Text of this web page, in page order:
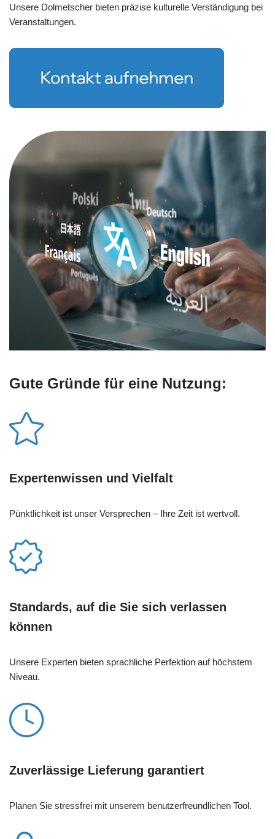
Unsere Dolmetscher bieten präzise kulturelle Verständigung bei
Veranstaltungen.
Gute Gründe für eine Nutzung:
Expertenwissen und Vielfalt
Pünktlichkeit ist unser Versprechen – Ihre Zeit ist wertvoll.
Standards, auf die Sie sich verlassen
können
Unsere Experten bieten sprachliche Perfektion auf höchstem
Niveau.
Zuverlässige Lieferung garantiert
Planen Sie stressfrei mit unserem benutzerfreundlichen Tool.